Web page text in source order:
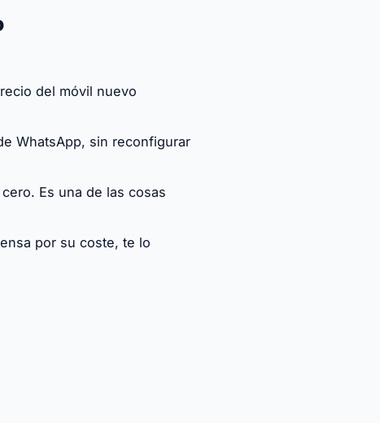
del móvil nuevo
WhatsApp, sin reconfigurar
Es una de las cosas
por su coste, te lo